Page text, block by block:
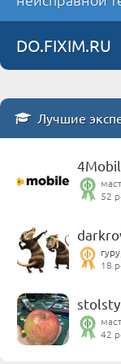
DO.FIXIM.RU
Лучшие
52
18
42